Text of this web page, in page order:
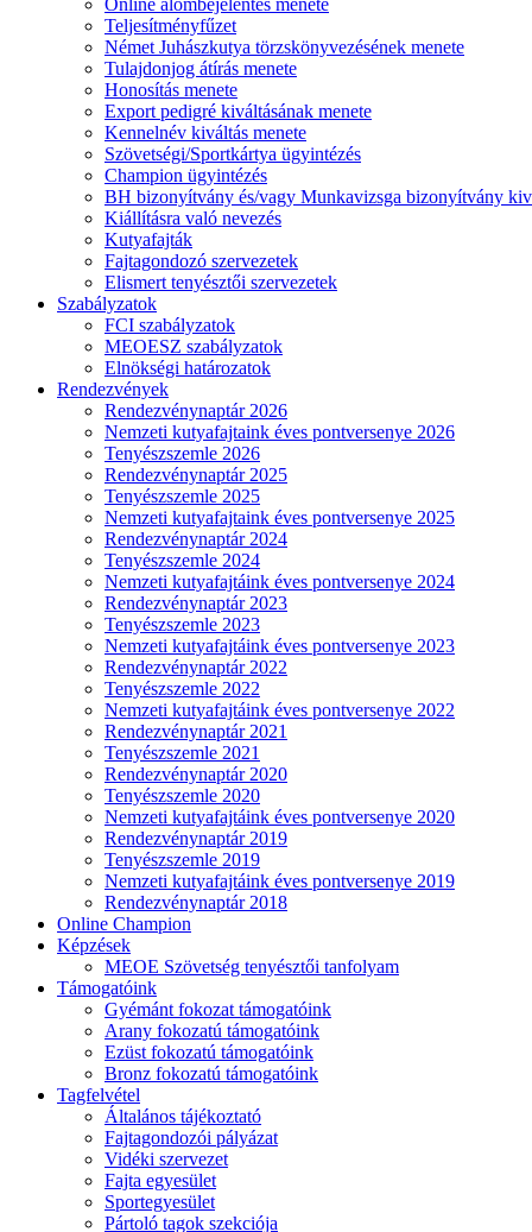
Online alombejelentés menete
Teljesítményfűzet
Német Juhászkutya törzskönyvezésének menete
Tulajdonjog átírás menete
Honosítás menete
Export pedigré kiváltásának menete
Kennelnév kiváltás menete
Szövetségi/Sportkártya ügyintézés
Champion ügyintézés
BH bizonyítvány és/vagy Munkavizsga bizonyítvány
Kiállításra való nevezés
Kutyafajták
Fajtagondozó szervezetek
Elismert tenyésztői szervezetek
Szabályzatok
FCI szabályzatok
MEOESZ szabályzatok
Elnökségi határozatok
Rendezvények
Rendezvénynaptár 2026
Nemzeti kutyafajtaink éves pontversenye 2026
Tenyészszemle 2026
Rendezvénynaptár 2025
Tenyészszemle 2025
Nemzeti kutyafajtaink éves pontversenye 2025
Rendezvénynaptár 2024
Tenyészszemle 2024
Nemzeti kutyafajtáink éves pontversenye 2024
Rendezvénynaptár 2023
Tenyészszemle 2023
Nemzeti kutyafajtáink éves pontversenye 2023
Rendezvénynaptár 2022
Tenyészszemle 2022
Nemzeti kutyafajtáink éves pontversenye 2022
Rendezvénynaptár 2021
Tenyészszemle 2021
Rendezvénynaptár 2020
Tenyészszemle 2020
Nemzeti kutyafajtáink éves pontversenye 2020
Rendezvénynaptár 2019
Tenyészszemle 2019
Nemzeti kutyafajtáink éves pontversenye 2019
Rendezvénynaptár 2018
Online Champion
Képzések
MEOE Szövetség tenyésztői tanfolyam
Támogatóink
Gyémánt fokozat támogatóink
Arany fokozatú támogatóink
Ezüst fokozatú támogatóink
Bronz fokozatú támogatóink
Tagfelvétel
Általános tájékoztató
Fajtagondozói pályázat
Vidéki szervezet
Fajta egyesület
Sportegyesület
Pártoló tagok szekciója